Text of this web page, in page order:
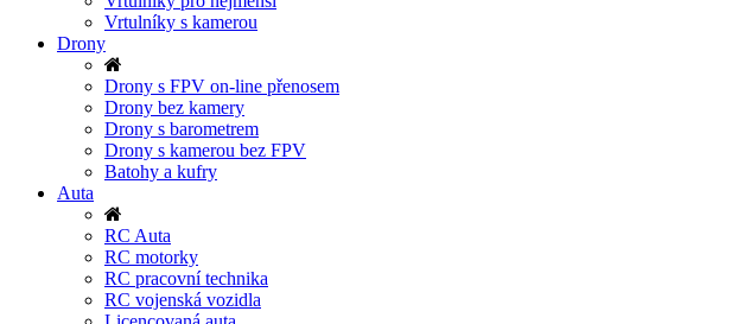
Vrtulníky s kamerou
Drony
Drony s FPV on-line přenosem
Drony bez kamery
Drony s barometrem
Drony s kamerou bez FPV
Batohy a kufry
Auta
RC Auta
RC motorky
RC pracovní technika
RC vojenská vozidla